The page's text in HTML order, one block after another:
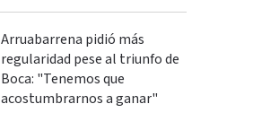
Arruabarrena pidió más
regularidad pese al triunfo de
Boca: "Tenemos que
acostumbrarnos a ganar"